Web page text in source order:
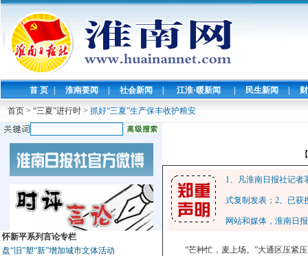
首 页 | 淮南要闻 | 社会新闻 | 江淮·暖新闻 | 民生新闻 |
首页 > “三夏”进行时 > 抓好“三夏”生产保丰收护粮安
怀新平系列言论专栏
盘“旧”塑“新”增加城市文体活动
1、凡淮南日报社记
式复制发表；2、已获
网站和媒体，淮南日
“芒种忙，麦上场。”大通区压紧